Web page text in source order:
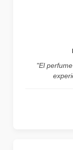
"El